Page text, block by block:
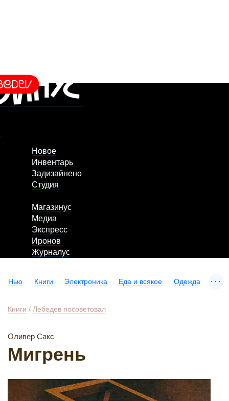
Новое
Инвентарь
Задизайнено
Студия
Магазинус
Медиа
Экспресс
Иронов
Журналус
Нью Книги Электроника Еда и всякое Одежда ...
Книги / Лебедев посоветовал
Оливер Сакс
Мигрень